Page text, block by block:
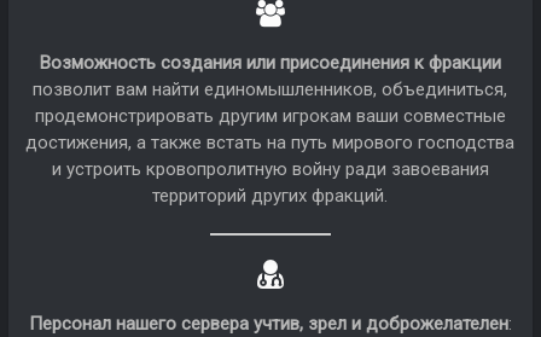
Возможность создания или присоединения к фракции
позволит вам найти единомышленников, объединиться,
продемонстрировать другим игрокам ваши совместные
достижения, а также встать на путь мирового господства
и устроить кровопролитную войну ради завоевания
территорий других фракций.
Персонал нашего сервера учтив, зрел и доброжелателен: